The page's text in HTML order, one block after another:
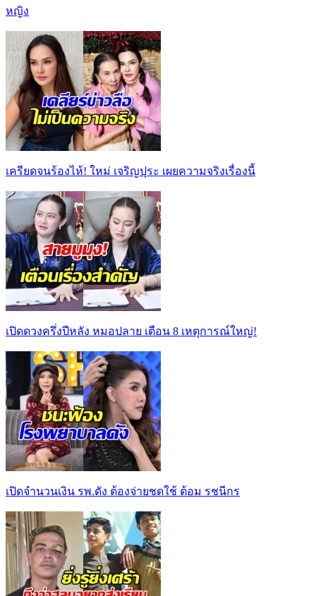
หญิง
เครียดจนร้องไห้! ใหม่ เจริญปุระ เผยความจริงเรื่องนี้
เปิดดวงครึ่งปีหลัง หมอปลาย เตือน 8 เหตุการณ์ใหญ่!
เปิดจำนวนเงิน รพ.ดัง ต้องจ่ายชดใช้ ต้อม รชนีกร